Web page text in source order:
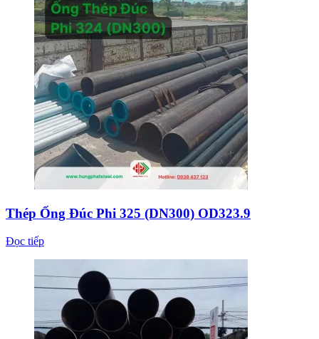
Thép Ống Đúc Phi 325 (DN300) OD323.9
Đọc tiếp